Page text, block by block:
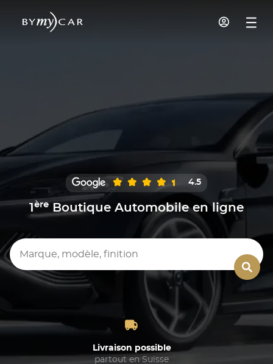
4.5
1 ère Boutique Automobile en ligne
Marque, modèle, finition
Livraison possible
partout en Suisse